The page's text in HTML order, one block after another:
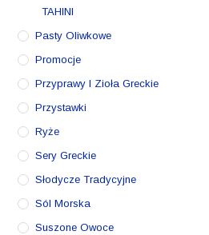
TAHINI
Pasty Oliwkowe
Promocje
Przyprawy I Zioła Greckie
Przystawki
Ryże
Sery Greckie
Słodycze Tradycyjne
Sól Morska
Suszone Owoce